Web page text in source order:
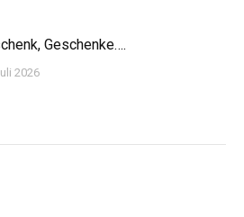
Geschenke….
2026